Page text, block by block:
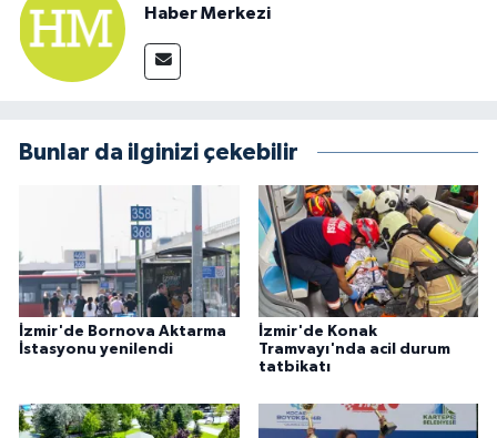
Haber Merkezi
Bunlar da ilginizi çekebilir
İzmir'de Bornova Aktarma
İstasyonu yenilendi
İzmir'de Konak
Tramvayı'nda acil durum
tatbikatı